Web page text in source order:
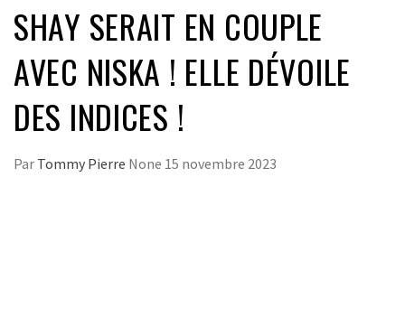
SHAY SERAIT EN COUPLE
AVEC NISKA ! ELLE DÉVOILE
DES INDICES !
Par Tommy Pierre None 15 novembre 2023